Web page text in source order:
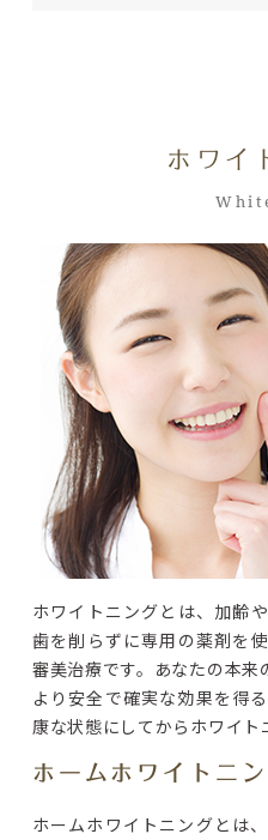
ホワイ
ホワイトニングとは、加齢
歯を削らずに専用の薬剤を
審美治療です。あなたの本来
より安全で確実な効果を得
康な状態にしてからホワイト
ホームホワイトニン
ホームホワイトニングとは